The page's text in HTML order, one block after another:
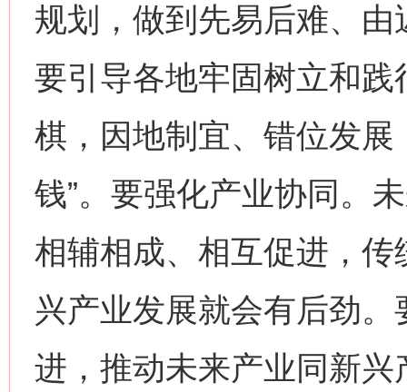
规划，做到先易后难、
要引导各地牢固树立和
棋，因地制宜、错位发展
钱”。要强化产业协同。
相辅相成、相互促进，
兴产业发展就会有后劲
进，推动未来产业同新